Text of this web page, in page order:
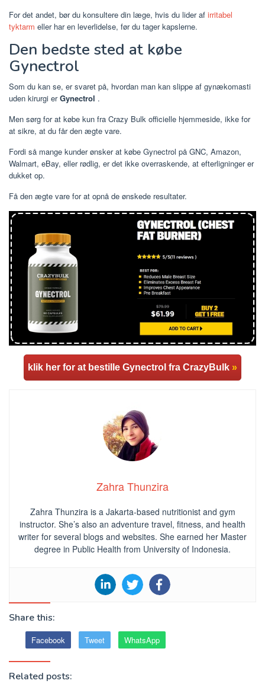
For det andet, bør du konsultere din læge, hvis du lider af irritabel
tyktarm eller har en leverlidelse, før du tager kapslerne.
Den bedste sted at købe
Gynectrol
Som du kan se, er svaret på, hvordan man kan slippe af gynækomasti
uden kirurgi erGynectrol .
Men sørg for at købe kun fra Crazy Bulk officielle hjemmeside, ikke for
at sikre, at du får den ægte vare.
Fordi så mange kunder ønsker at købe Gynectrol på GNC, Amazon,
Walmart, eBay, eller rødlig, er det ikke overraskende, at efterligninger er
dukket op.
Få den ægte vare for at opnå de ønskede resultater.
klik her for at bestille Gynectrol fra CrazyBulk »
Zahra Thunzira
Zahra Thunzira is a Jakarta-based nutritionist and gym
instructor. She’s also an adventure travel, fitness, and health
writer for several blogs and websites. She earned her Master
degree in Public Health from University of Indonesia.
Share this:
Facebook Tweet WhatsApp
Related posts: